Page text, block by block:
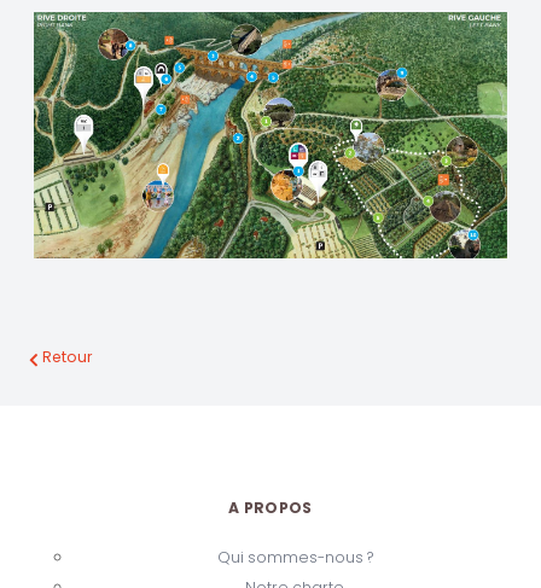
Retour
A PROPOS
Qui sommes-nous ?